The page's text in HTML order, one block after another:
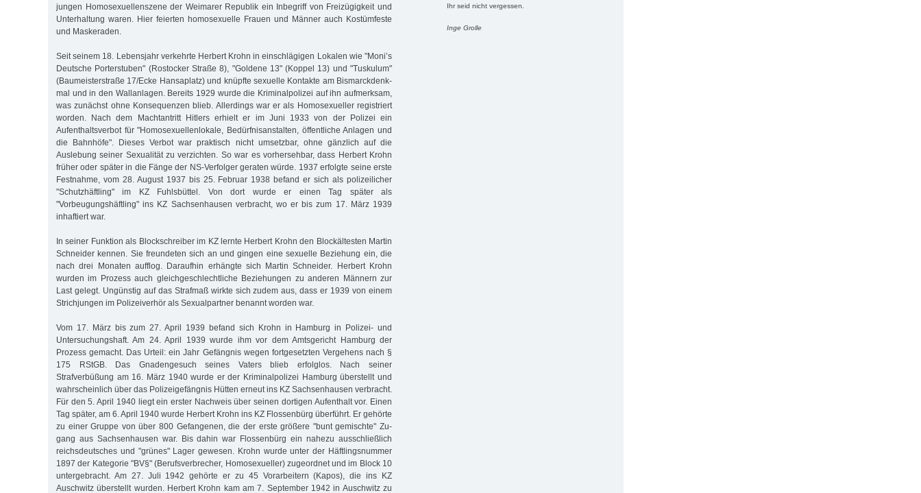
Ihr seid nicht vergessen.
Inge Grolle
jungen Homosexuellenszene der Weimarer Republik ein Inbegriff von Freizügigkeit und
Unterhaltung waren. Hier feierten homosexuelle Frauen und Männer auch Kostümfeste
und Maskeraden.
Seit seinem 18. Lebensjahr verkehrte Herbert Krohn in einschlägigen Lokalen wie "Moni’s
Deutsche Porterstuben" (Rostocker Straße 8), "Goldene 13" (Koppel 13) und "Tuskulum"
(Baumeisterstraße 17/Ecke Hansaplatz) und knüpfte sexuelle Kontakte am Bismarckdenk­
mal und in den Wallanlagen. Bereits 1929 wurde die Kriminalpolizei auf ihn aufmerksam,
was zunächst ohne Konsequenzen blieb. Allerdings war er als Homosexueller registriert
worden. Nach dem Machtantritt Hitlers erhielt er im Juni 1933 von der Polizei ein
Aufenthaltsverbot für "Homosexuellenlokale, Bedürfnisanstalten, öffentliche Anlagen und
die Bahnhöfe". Dieses Verbot war praktisch nicht umsetzbar, ohne gänzlich auf die
Auslebung seiner Sexualität zu verzichten. So war es vorhersehbar, dass Herbert Krohn
früher oder später in die Fänge der NS-Verfolger geraten würde. 1937 erfolgte seine erste
Festnahme, vom 28. August 1937 bis 25. Februar 1938 befand er sich als polizeilicher
"Schutzhäftling" im KZ Fuhlsbüttel. Von dort wurde er einen Tag später als
"Vorbeugungshäftling" ins KZ Sachsenhausen verbracht, wo er bis zum 17. März 1939
inhaftiert war.
In seiner Funktion als Blockschreiber im KZ lernte Herbert Krohn den Blockältesten Martin
Schneider kennen. Sie freundeten sich an und gingen eine sexuelle Beziehung ein, die
nach drei Monaten aufflog. Daraufhin erhängte sich Martin Schneider. Herbert Krohn
wurden im Prozess auch gleichgeschlechtliche Beziehungen zu anderen Männern zur
Last gelegt. Ungünstig auf das Strafmaß wirkte sich zudem aus, dass er 1939 von einem
Strichjungen im Polizeiverhör als Sexualpartner benannt worden war.
Vom 17. März bis zum 27. April 1939 befand sich Krohn in Hamburg in Polizei- und
Untersuchungshaft. Am 24. April 1939 wurde ihm vor dem Amtsgericht Hamburg der
Prozess gemacht. Das Urteil: ein Jahr Gefängnis wegen fortgesetzten Vergehens nach §
175 RStGB. Das Gnadengesuch seines Vaters blieb erfolglos. Nach seiner
Strafverbüßung am 16. März 1940 wurde er der Kriminalpolizei Hamburg überstellt und
wahrscheinlich über das Polizeigefängnis Hütten erneut ins KZ Sachsenhausen verbracht.
Für den 5. April 1940 liegt ein erster Nachweis über seinen dortigen Aufenthalt vor. Einen
Tag später, am 6. April 1940 wurde Herbert Krohn ins KZ Flossenbürg überführt. Er gehörte
zu einer Gruppe von über 800 Gefangenen, die der erste größere "bunt gemischte" Zu­
gang aus Sachsenhausen war. Bis dahin war Flossenbürg ein nahezu ausschließlich
reichsdeutsches und "grünes" Lager gewesen. Krohn wurde unter der Häftlingsnummer
1897 der Kategorie "BV§" (Berufsverbrecher, Homosexueller) zugeordnet und im Block 10
untergebracht. Am 27. Juli 1942 gehörte er zu 45 Vorarbeitern (Kapos), die ins KZ
Auschwitz überstellt wurden. Herbert Krohn kam am 7. September 1942 in Auschwitz zu